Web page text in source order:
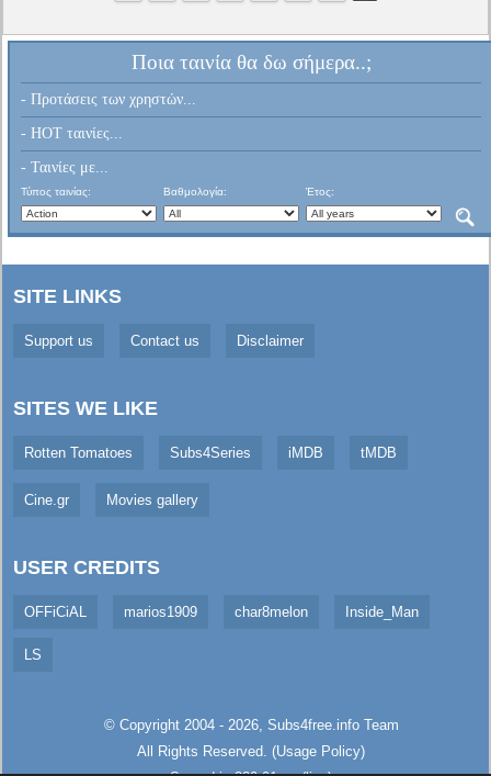
Ποια ταινία θα δω σήμερα..;
- Προτάσεις των χρηστών...
- HOT ταινίες...
- Ταινίες με...
Τύπος ταινίας: Βαθμολογία: Έτος:
SITE LINKS
Support us Contact us Disclaimer
SITES WE LIKE
Rotten Tomatoes Subs4Series iMDB tMDB
Cine.gr Movies gallery
USER CREDITS
OFFiCiAL marios1909 char8melon Inside_Man
LS
© Copyright 2004 - 2026, Subs4free.infoTeam
All Rights Reserved. (Usage Policy)